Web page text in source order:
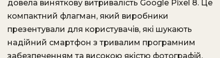
довела виняткову витривалість Google Pixel 8. Це
компактний флагман, який виробники
презентували для користувачів, які шукають
надійний смартфон з тривалим програмним
забезпеченням та високою якістю фотографій.